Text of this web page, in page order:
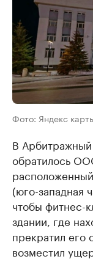
Фото: Яндекс
В Арбитражный
обратилось
(юго-западная
чтобы фитнес-
здании, где
прекратил его
возместил